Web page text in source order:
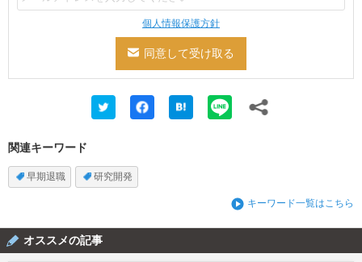
個人情報保護方針
関連キーワード
早期退職 研究開発
キーワード一覧はこちら
オススメの記事